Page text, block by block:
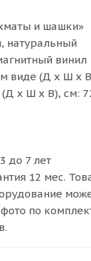
и шашки»
натуральный
винил
виде (Д х Ш х
х Ш х В), см:
до 7 лет
12 мес.
по